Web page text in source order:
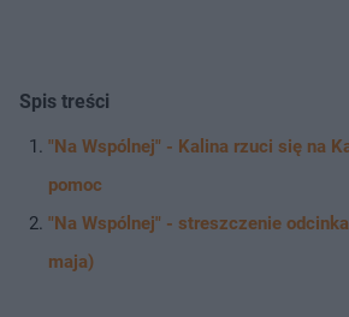
Spis treści
"Na Wspólnej" - Kalina rzuci się na
pomoc
"Na Wspólnej" - streszczenie
maja)